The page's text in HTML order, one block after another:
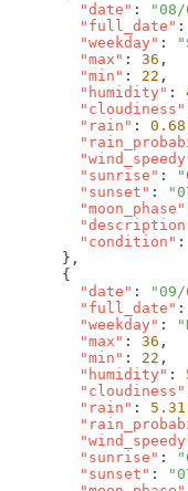
        "date"
: "08/
        "full_date"
:
        "weekday"
:
        "max"
: 36
        "min"
: 22
        "humidity"
:
        "cloudiness"
        "rain"
: 0.68
        "sunrise"
:
        "sunset"
:
        "moon_phase"
        "condition"
:
        "date"
: "09/
        "full_date"
:
        "weekday"
:
        "max"
: 36
        "min"
: 22
        "humidity"
:
        "cloudiness"
        "rain"
: 5.31
        "sunrise"
:
        "sunset"
: